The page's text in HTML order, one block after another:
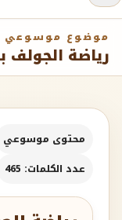
موضوع موسوعي
رياضة الجولف
محتوى موسوعي
عدد الكلمات: 465